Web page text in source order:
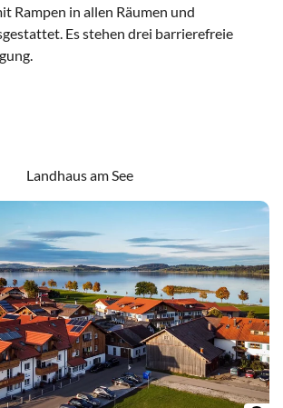
Rampen in allen Räumen und
Es stehen drei barrierefreie
Landhaus am See